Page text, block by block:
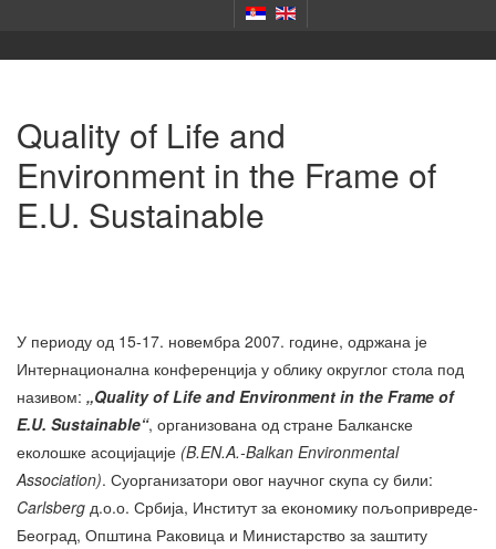
Quality of Life and
Environment in the Frame of
E.U. Sustainable
У периоду од 15-17. новембра 2007. године, одржана је
Интернационална конференција у облику округлог стола под
називом: „Quality of Life and Environment in the Frame of
E.U. Sustainable“, организована од стране Балканске
еколошке асоцијације (B.EN.A.-Balkan Environmental
Association). Суорганизатори овог научног скупа су били:
Carlsberg д.о.о. Србија, Институт за економику пољопривреде-
Београд, Општина Раковица и Министарство за заштиту